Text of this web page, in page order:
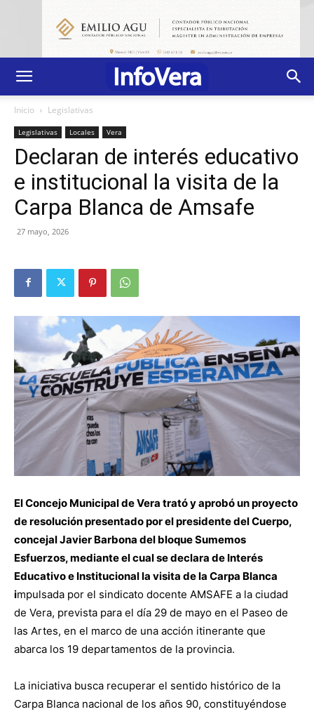
Inicio Legislativas
Legislativas Locales Vera
Declaran de interés educativo
e institucional la visita de la
Carpa Blanca de Amsafe
27 mayo, 2026
El Concejo Municipal de Vera trató y aprobó un proyecto
de resolución presentado por el presidente del Cuerpo,
concejal Javier Barbona del bloque Sumemos
Esfuerzos, mediante el cual se declara de Interés
Educativo e Institucional la visita de la Carpa Blanca
impulsada por el sindicato docente AMSAFE a la ciudad
de Vera, prevista para el día 29 de mayo en el Paseo de
las Artes, en el marco de una acción itinerante que
abarca los 19 departamentos de la provincia.
La iniciativa busca recuperar el sentido histórico de la
Carpa Blanca nacional de los años 90, constituyéndose